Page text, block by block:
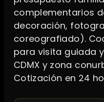
complementarios
decoración,
coreografiado).
para visita guiada
CDMX y zona
Cotización en 24